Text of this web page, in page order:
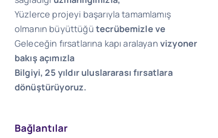
Yüzlerce projeyi başarıyla tamamlamış
olmanın büyüttüğü tecrübemizle ve
Geleceğin fırsatlarına kapı aralayan vizyoner
bakış açımızla
Bilgiyi, 25 yıldır uluslararası fırsatlara
dönüştürüyoruz.
Bağlantılar